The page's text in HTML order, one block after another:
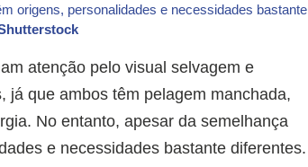
origens, personalidades e necessidades bastante
atenção pelo visual selvagem e
já que ambos têm pelagem manchada,
No entanto, apesar da semelhança
e necessidades bastante diferentes.